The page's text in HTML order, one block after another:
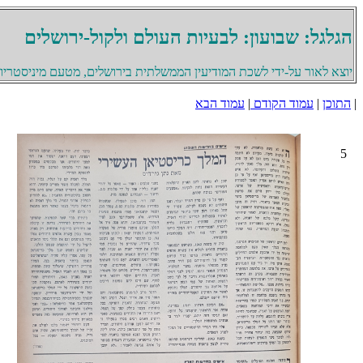
הגלגל: שבועון: לבעיות העולם ולקול-ירושלים
יוצא לאור על-ידי לשכת המודיעין הממשלתית בירושלים, מטעם
| התוכן | עמוד הקודם | עמוד הבא
5